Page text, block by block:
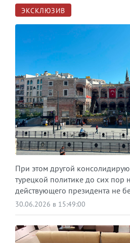
ЭКСКЛЮЗИВ
При этом другой
турецкой политике до сих пор
действующего президента не
30.06.2026 в 15:49:00